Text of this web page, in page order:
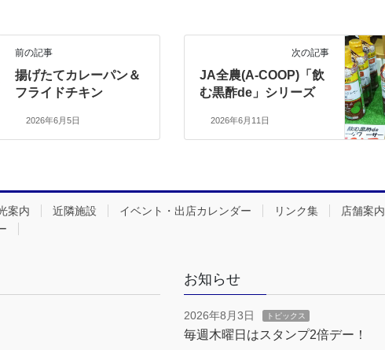
前の記事
揚げたてカレーパン＆
フライドチキン
2026年6月5日
次の記事
JA全農(A-COOP)「飲
む黒酢de」シリーズ
2026年6月11日
案内 近隣施設 イベント・出店カレンダー リンク集 店舗案内
お知らせ
2026年8月3日 トピックス
毎週木曜日はスタンプ2倍デー！